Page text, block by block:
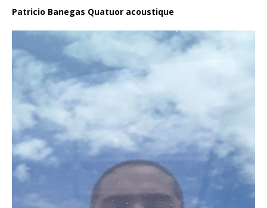
Patricio Banegas Quatuor acoustique